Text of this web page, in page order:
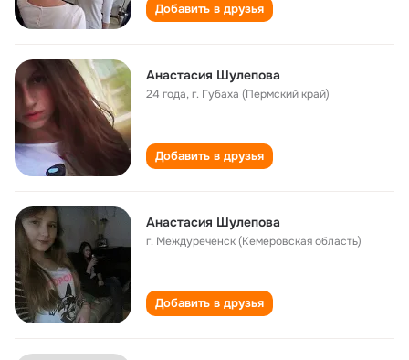
Добавить в друзья
Анастасия Шулепова
24 года,г. Губаха (Пермский край)
Добавить в друзья
Анастасия Шулепова
г. Междуреченск (Кемеровская область)
Добавить в друзья